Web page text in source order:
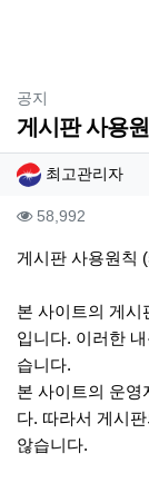
공지
게시판 사용
작성자 정
최고관리자작성
컨텐츠 정
58,992
본문
게시판 사용원칙
본 사이트의 게시
입니다. 이러한
습니다.
본 사이트의 운영
다. 따라서 게시
않습니다.